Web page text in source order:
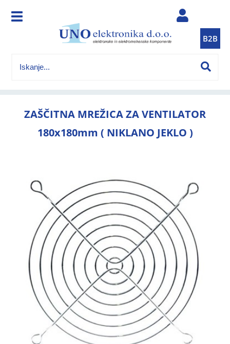
B2B
ZAŠČITNA MREŽICA ZA VENTILATOR
180x180mm ( NIKLANO JEKLO )